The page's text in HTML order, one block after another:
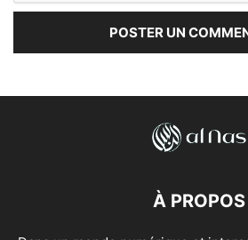
À PROPOS